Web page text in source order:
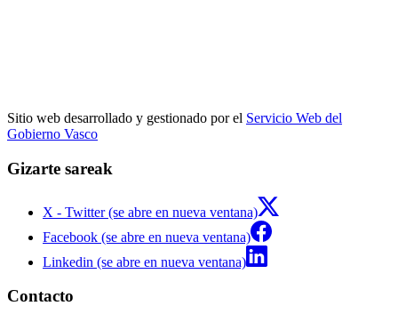
Sitio web desarrollado y gestionado por el Servicio Web del
Gobierno Vasco
Gizarte sareak
X - Twitter (se abre en nueva ventana)
Facebook (se abre en nueva ventana)
Linkedin (se abre en nueva ventana)
Contacto